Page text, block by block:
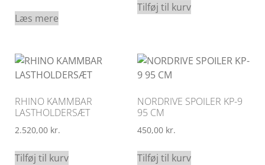
Læs mere
Tilføj til kurv
RHINO KAMMBAR
LASTHOLDERSÆT
2.520,00 kr.
Tilføj til kurv
NORDRIVE SPOILER KP-9
95 CM
450,00 kr.
Tilføj til kurv